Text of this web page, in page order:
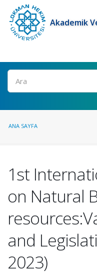
Akademik
Ara
ANA SAYFA
1st
on Natural
and
2023)